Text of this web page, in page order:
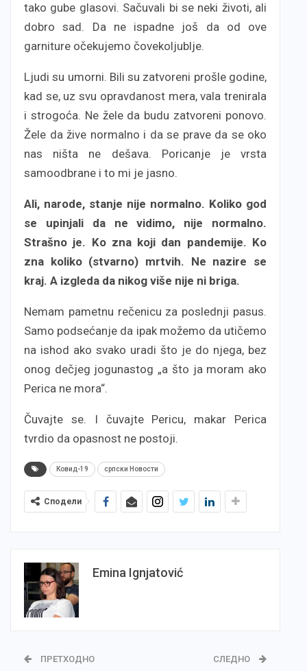
tako gube glasovi. Sačuvali bi se neki životi, ali
dobro sad. Da ne ispadne još da od ove
garniture očekujemo čovekoljublje.
Ljudi su umorni. Bili su zatvoreni prošle godine,
kad se, uz svu opravdanost mera, vala trenirala
i strogoća. Ne žele da budu zatvoreni ponovo.
Žele da žive normalno i da se prave da se oko
nas ništa ne dešava. Poricanje je vrsta
samoodbrane i to mi je jasno.
Ali, narode, stanje nije normalno. Koliko god
se upinjali da ne vidimo, nije normalno.
Strašno je. Ko zna koji dan pandemije. Ko
zna koliko (stvarno) mrtvih. Ne nazire se
kraj. A izgleda da nikog više nije ni briga.
Nemam pametnu rečenicu za poslednji pasus.
Samo podsećanje da ipak možemo da utičemo
na ishod ako svako uradi što je do njega, bez
onog dečjeg jogunastog „a što ja moram ako
Perica ne mora“.
Čuvajte se. I čuvajte Pericu, makar Perica
tvrdio da opasnost ne postoji.
Ковид-19 српски Новости
Сподели
Emina Ignjatović
ПРЕТХОДНО СЛЕДНО